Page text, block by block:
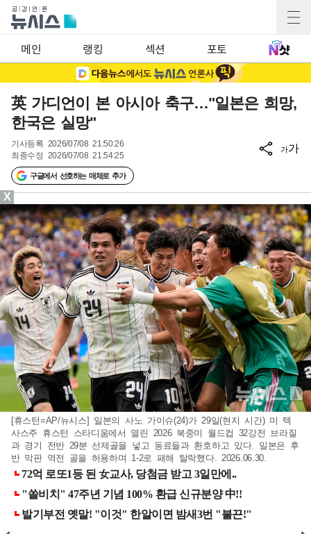
메인 랭킹 섹션 포토
英 가디언이 본 아시아 축구…"일본은 희망,
한국은 실망"
기사등록 2026/07/08 21:50:26
최종수정 2026/07/08 21:54:25
구글에서 선호하는 매체로 추가
가가
[휴스턴=AP/뉴시스] 일본의 사노 가이슈(24)가 29일(현지 시간) 미 텍
사스주 휴스턴 스타디움에서 열린 2026 북중미 월드컵 32강전 브라질
과 경기 전반 29분 선제골을 넣고 동료들과 환호하고 있다. 일본은 후
반 막판 역전 골을 허용하며 1-2로 패해 탈락했다. 2026.06.30.
X